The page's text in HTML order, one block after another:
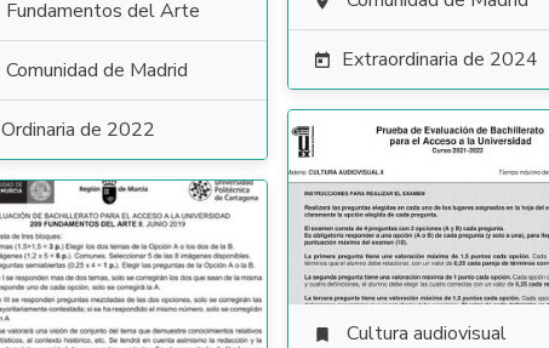
 Extraordinaria de 2024
Fundamentos del Arte
Comunidad de Madrid
Ordinaria de 2022
 Cultura audiovisual